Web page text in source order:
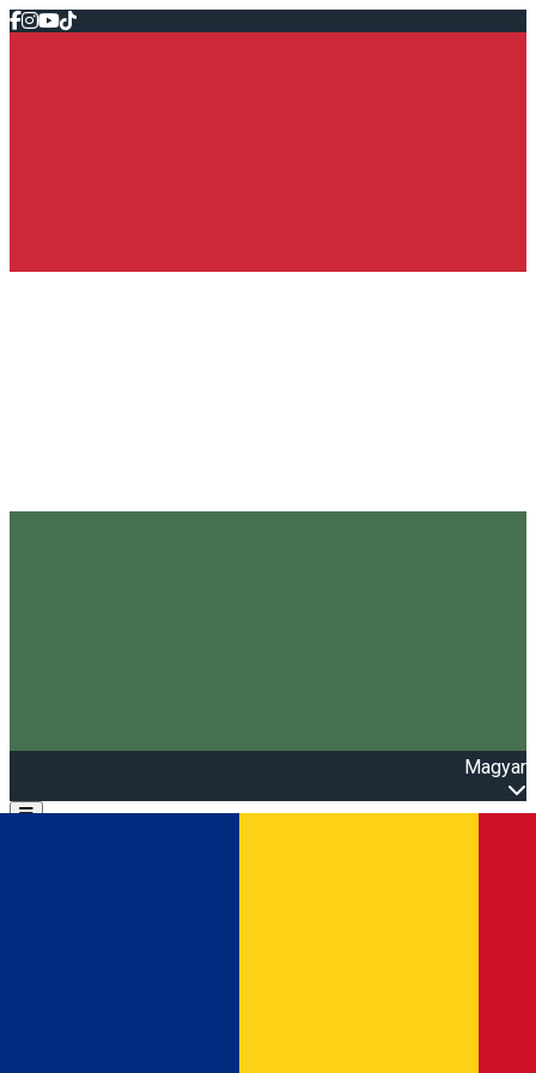
Magyar
Open main menu